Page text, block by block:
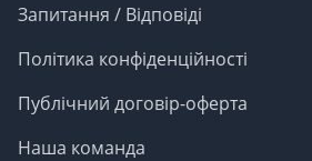
Запитання / Відповіді
Політика конфіденційності
Публічний договір-оферта
Наша команда